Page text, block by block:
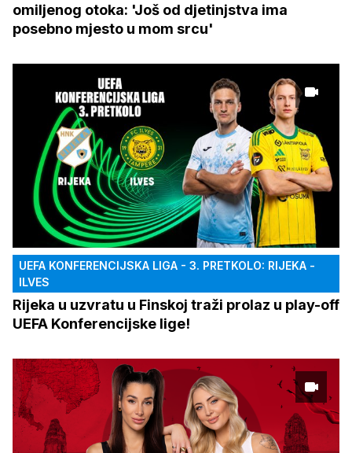
omiljenog otoka: 'Još od djetinjstva ima
posebno mjesto u mom srcu'
UEFA KONFERENCIJSKA LIGA - 3. PRETKOLO: RIJEKA -
ILVES
Rijeka u uzvratu u Finskoj traži prolaz u play-off
UEFA Konferencijske lige!